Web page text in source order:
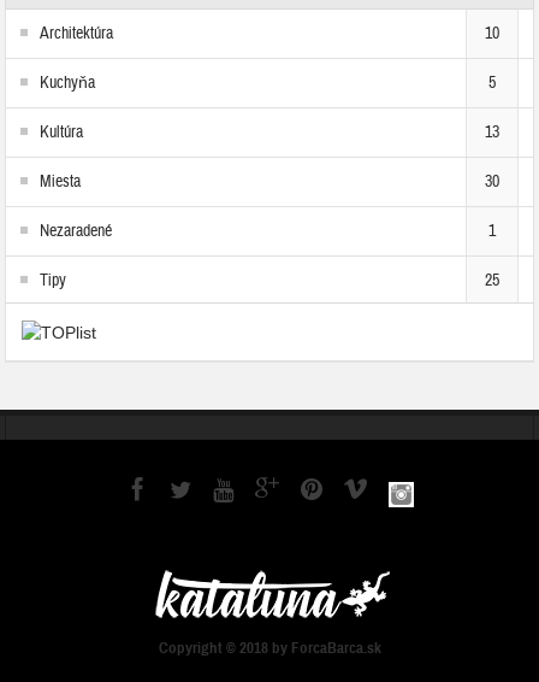
Architektúra 10
Kuchyňa 5
Kultúra 13
Miesta 30
Nezaradené 1
Tipy 25
Copyright © 2018 by ForcaBarca.sk